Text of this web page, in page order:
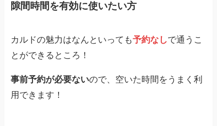
隙間時間を有効に使いたい方
カルドの魅力はなんといっても予約なしで通うこ
とができるところ！
事前予約が必要ないので、空いた時間をうまく利
用できます！